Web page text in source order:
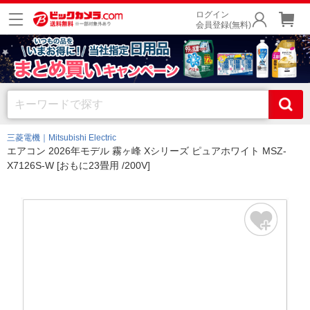
ログイン
会員登録(無料)
三菱電機｜Mitsubishi Electric
エアコン 2026年モデル 霧ヶ峰 Xシリーズ ピュアホワイト MSZ-
X7126S-W [おもに23畳用 /200V]